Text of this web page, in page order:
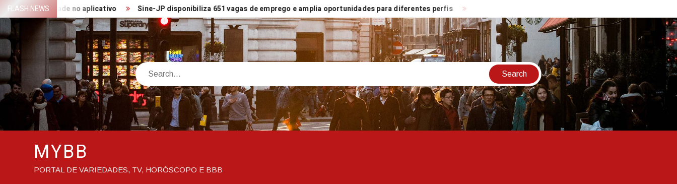
Skip
to
content
FLASH NEWS
novidade no aplicativo Sine-JP disponibiliza 651 vagas de emprego e amplia oportunidades para diferentes perfis Rio de Janeiro tem alerta para ventos de até 75 km/h neste
Search
MYBB
PORTAL DE VARIEDADES, TV, HORÓSCOPO E BBB